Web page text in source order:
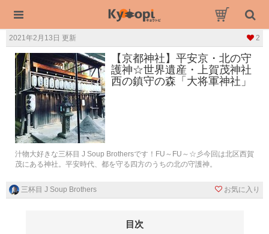
2021年2月13日 更新 2
【京都神社】平安京・北の守
護神☆世界遺産・上賀茂神社
西の鎮守の森「大将軍神社」
汁物大好きな三杯目 J Soup Brothersです！FU～FU～☆彡今回は北区西賀
茂にある神社。平安時代、都を守る四方のうちの北の守護神。
三杯目 J Soup Brothers お気に入り
目次